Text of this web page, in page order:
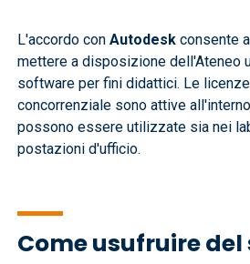
L'accordo conAutodeskconsente
mettere a disposizione dell'Ateneo
software per fini didattici. Le
concorrenziale sono attive
possono essere utilizzate sia nei
postazioni d'ufficio.
Come usufruire del